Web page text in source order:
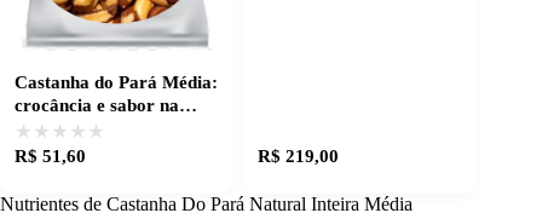
Castanha do Pará Média:
crocância e sabor na
medida certa
★★★★★
★★★★★
R$ 51,60 R$ 219,00
Nutrientes de Castanha Do Pará Natural Inteira Média